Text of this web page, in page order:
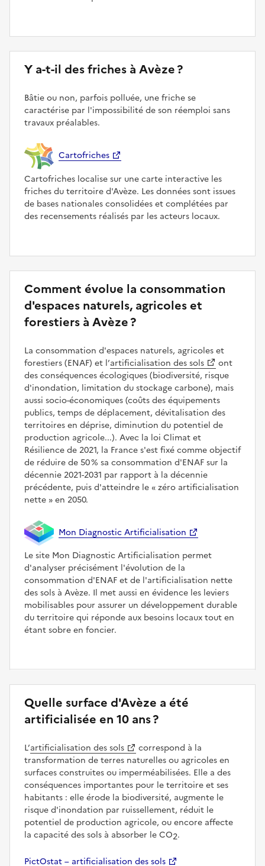
Y a-t-il des friches à Avèze ?
Bâtie ou non, parfois polluée, une friche se
caractérise par l'impossibilité de son réemploi sans
travaux préalables.
Cartofriches
Cartofriches localise sur une carte interactive les
friches du territoire d'Avèze. Les données sont issues
de bases nationales consolidées et complétées par
des recensements réalisés par les acteurs locaux.
Comment évolue la consommation
d'espaces naturels, agricoles et
forestiers à Avèze ?
La consommation d'espaces naturels, agricoles et
forestiers (ENAF) et l’artificialisation des sols
ont
des conséquences écologiques (biodiversité, risque
d'inondation, limitation du stockage carbone), mais
aussi socio-économiques (coûts des équipements
publics, temps de déplacement, dévitalisation des
territoires en déprise, diminution du potentiel de
production agricole...). Avec la loi Climat et
Résilience de 2021, la France s'est fixé comme objectif
de réduire de 50 % sa consommation d'ENAF sur la
décennie 2021-2031 par rapport à la décennie
précédente, puis d'atteindre le
zéro artificialisation
nette
en 2050.
Mon Diagnostic Artificialisation
Le site Mon Diagnostic Artificialisation permet
d'analyser précisément l'évolution de la
consommation d'ENAF et de l'artificialisation nette
des sols à Avèze. Il met aussi en évidence les leviers
mobilisables pour assurer un développement durable
du territoire qui réponde aux besoins locaux tout en
étant sobre en foncier.
Quelle surface d'Avèze a été
artificialisée en 10 ans ?
L’artificialisation des sols
correspond à la
transformation de terres naturelles ou agricoles en
surfaces construites ou imperméabilisées. Elle a des
conséquences importantes pour le territoire et ses
habitants : elle érode la biodiversité, augmente le
risque d'inondation par ruissellement, réduit le
potentiel de production agricole, ou encore affecte
la capacité des sols à absorber le CO2.
PictOstat – artificialisation des sols